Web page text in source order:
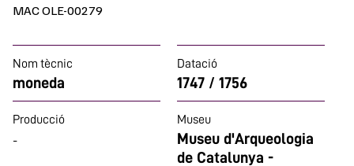
MAC OLE-00279
Nom tècnic
moneda
Datació
1747 / 1756
Producció
-
Museu
Museu d'Arqueologia
de Catalunya -